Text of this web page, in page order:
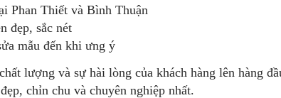
Phan Thiết và Bình Thuận
đẹp, sắc nét
mẫu đến khi ưng ý
lượng và sự hài lòng của khách hàng lên hàng
chỉn chu và chuyên nghiệp nhất.